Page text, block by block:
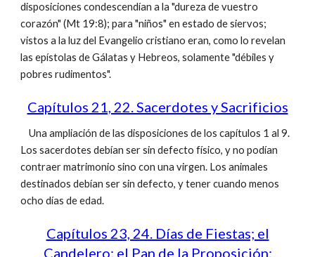
disposiciones condescendían a la "dureza de vuestro
corazón" (Mt 19:8); para "niños" en estado de siervos;
vistos a la luz del Evangelio cristiano eran, como lo revelan
las epístolas de Gálatas y Hebreos, solamente "débiles y
pobres rudimentos".
Capítulos 21, 22. Sacerdotes y Sacrificios
Una ampliación de las disposiciones de los capítulos 1 al 9.
Los sacerdotes debían ser sin defecto físico, y no podían
contraer matrimonio sino con una virgen. Los animales
destinados debían ser sin defecto, y tener cuando menos
ocho días de edad.
Capítulos 23, 24. Días de Fiestas; el
Candelero; el Pan de la Proposición;